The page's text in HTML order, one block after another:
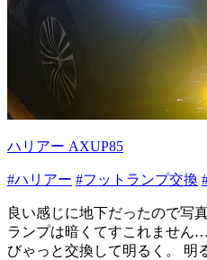
ハリアー AXUP85
#ハリアー #フットランプ交換
良い感じに地下だったので写
ランプは暗くてすこれませ
びゃっと交換して明るく。 明